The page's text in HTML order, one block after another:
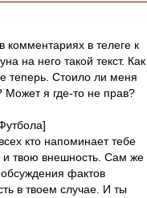
комментариях в телеге к
на него такой текст. Как
теперь. Стоило ли меня
Может я где-то не прав?
кто напоминает тебе
и твою внешность. Сам же
фактов
в твоем случае. И ты